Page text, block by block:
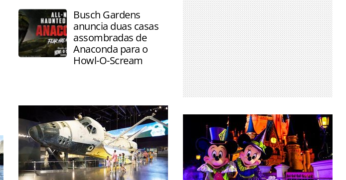
Busch Gardens
anuncia duas casas
assombradas de
Anaconda para o
Howl-O-Scream